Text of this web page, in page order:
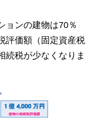
ョンの建物は70％
評価額（固定資産税
続税が少なくなりま